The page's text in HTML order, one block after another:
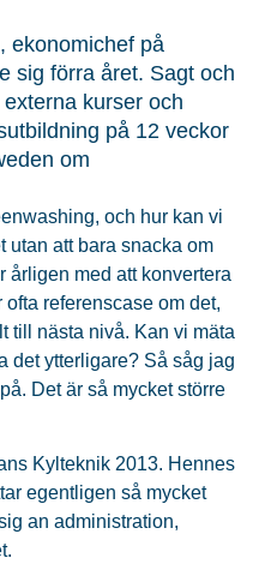
ekonomichef på
sig förra året. Sagt och
kurser och
på 12 veckor
om
och hur kan vi
utan att bara snacka om
årligen med att konvertera
referenscase om det,
till nästa nivå. Kan vi mäta
det ytterligare? Så såg jag
Det är så mycket större
Kylteknik 2013. Hennes
egentligen så mycket
an administration,